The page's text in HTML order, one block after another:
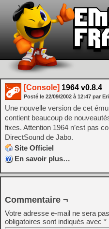
[Console] 1964 v0.8.4
Posté le 22/09/2002 à 12:47 par
Une nouvelle version de cet
contient beaucoup de
fixes. Attention 1964 n’est pas
DirectSound de Jabo.
Site Officiel
En savoir plus…
Commentaire ¬
Votre adresse e-mail ne sera
obligatoires sont indiqués avec *